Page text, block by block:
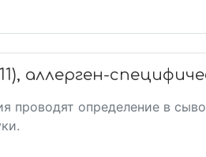
аллерген-
проводят определение в